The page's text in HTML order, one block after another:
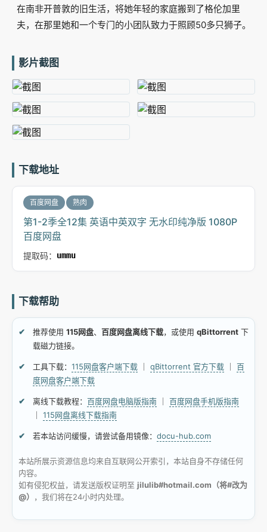
在南非开普敦的旧生活，将她年轻的家庭搬到了格伦加里
夫，在那里她和一个专门的小团队致力于照顾50多只狮子。
影片截图
下载地址
百度网盘 熟肉
第1-2季全12集 英语中英双字 无水印纯净版 1080P
百度网盘
提取码： ummu
下载帮助
推荐使用 115网盘、 百度网盘离线下载，或使用 qBittorrent 下
载磁力链接。
工具下载： 115网盘客户端下载 qBittorrent 官方下载
百
度网盘客户端下载
离线下载教程： 百度网盘电脑版指南
百度网盘手机版指南
115网盘离线下载指南
若本站访问缓慢，请尝试备用镜像： docu-hub.com
本站所展示资源信息均来自互联网公开索引，本站自身不存储任何
内容。
如有侵犯权益，请发送版权证明至 jilulib#hotmail.com（将#改为
@）
，我们将在24小时内处理。